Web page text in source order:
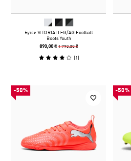
Бутси VITORIA II FG/AG Football
Boots Youth
890,00 ₴ 1 790,00 ₴
(1)
-50% -50%